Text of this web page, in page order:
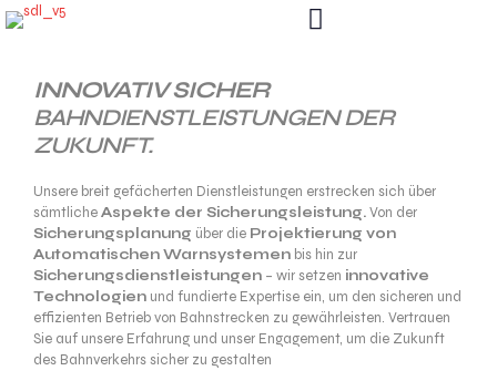
INNOVATIV SICHER
BAHNDIENSTLEISTUNGEN DER
ZUKUNFT.
Unsere breit gefächerten Dienstleistungen erstrecken sich über
sämtlicheAspekte der Sicherungsleistung.Von der
Sicherungsplanung über die Projektierung von
Automatischen Warnsystemen bis hin zur
Sicherungsdienstleistungen – wir setzen innovative
Technologien und fundierte Expertise ein, um den sicheren und
effizienten Betrieb von Bahnstrecken zu gewährleisten. Vertrauen
Sie auf unsere Erfahrung und unser Engagement, um die Zukunft
des Bahnverkehrs sicher zu gestalten